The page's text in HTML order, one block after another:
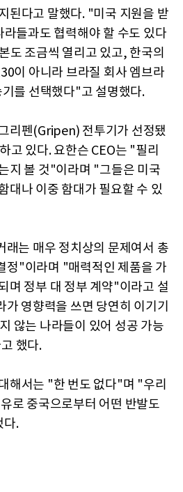
된다고 말했다. "미국 지원을 받
들과도 협력해야 할 수도 있다
도 조금씩 열리고 있고, 한국의
이 아니라 브라질 회사 엠브라
를 선택했다"고 설명했다.
리펜(Gripen) 전투기가 선정됐
고 있다. 요한슨 CEO는 "필리
지 볼 것"이라며 "그들은 미국
대나 이중 함대가 필요할 수 있
래는 매우 정치상의 문제여서 총
정"이라며 "매력적인 제품을 가
며 정부 대 정부 계약"이라고 설
영향력을 쓰면 당연히 이기기
않는 나라들이 있어 성공 가능
했다.
해서는 "한 번도 없다"며 "우리
로 중국으로부터 어떤 반발도
다.